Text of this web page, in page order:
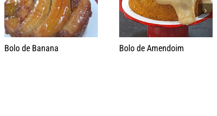
Bolo de Banana Bolo de Amendoim